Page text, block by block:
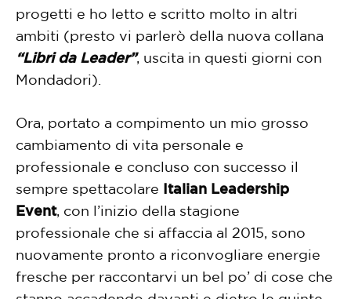
progetti e ho letto e scritto molto in altri
ambiti (presto vi parlerò della nuova collana
“Libri da Leader”, uscita in questi giorni con
Mondadori).
Ora, portato a compimento un mio grosso
cambiamento di vita personale e
professionale e concluso con successo il
sempre spettacolare Italian Leadership
Event, con l’inizio della stagione
professionale che si affaccia al 2015, sono
nuovamente pronto a riconvogliare energie
fresche per raccontarvi un bel po’ di cose che